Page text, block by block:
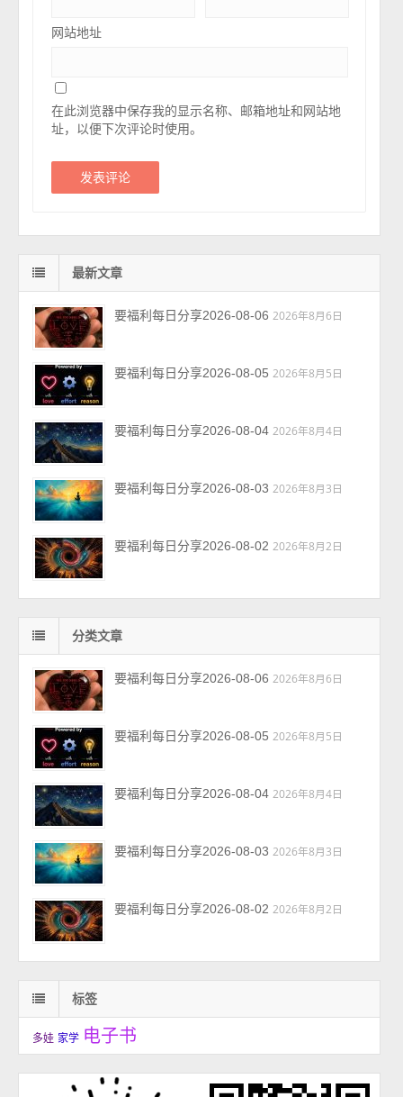
网站地址
在此浏览器中保存我的显示名称、邮箱地址和网站地
址，以便下次评论时使用。
最新文章
要福利每日分享2026-08-06 2026年8月6日
要福利每日分享2026-08-05 2026年8月5日
要福利每日分享2026-08-04 2026年8月4日
要福利每日分享2026-08-03 2026年8月3日
要福利每日分享2026-08-02 2026年8月2日
分类文章
要福利每日分享2026-08-06 2026年8月6日
要福利每日分享2026-08-05 2026年8月5日
要福利每日分享2026-08-04 2026年8月4日
要福利每日分享2026-08-03 2026年8月3日
要福利每日分享2026-08-02 2026年8月2日
标签
多娃 家学 电子书